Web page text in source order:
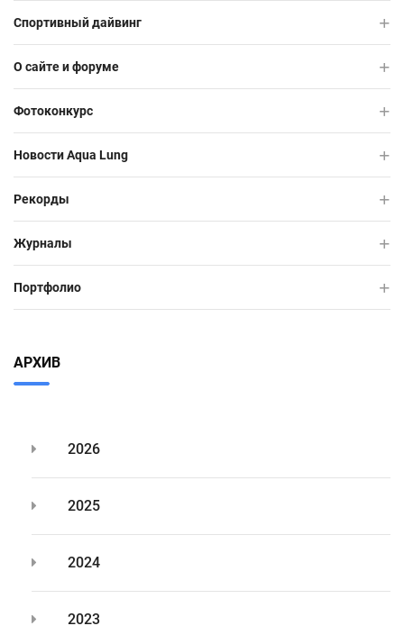
Спортивный дайвинг
О сайте и форуме
Фотоконкурс
Новости Aqua Lung
Рекорды
Журналы
Портфолио
АРХИВ
2026
2025
2024
2023